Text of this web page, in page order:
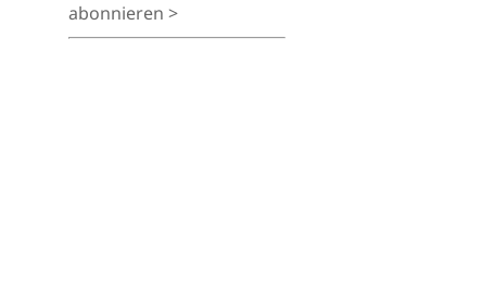
abonnieren >